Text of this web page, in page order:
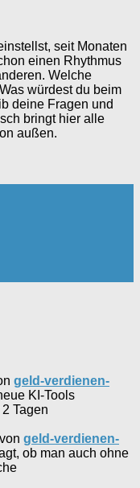
seit Monaten
einen Rhythmus
Welche
würdest du beim
deine Fragen und
bringt hier alle
außen.
geld-verdienen-
KI-Tools
Tagen
von geld-verdienen-
ob man auch ohne